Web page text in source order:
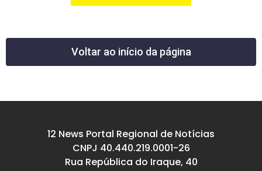
Voltar ao início da página
12 News Portal Regional de Notícias
CNPJ 40.440.219.0001-26
Rua República do Iraque, 40